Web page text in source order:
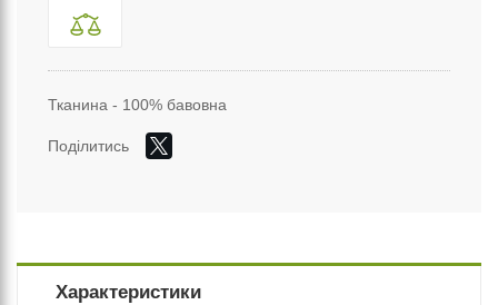
Тканина - 100% бавовна
Поділитись
Характеристики